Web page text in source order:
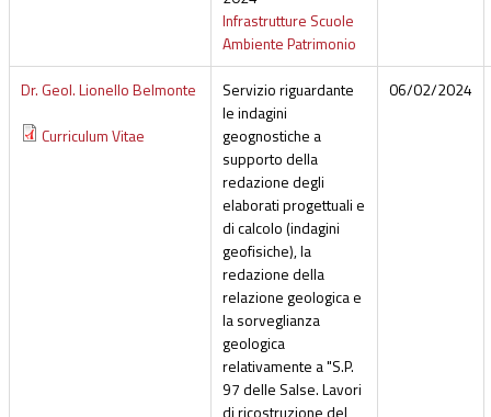
Infrastrutture Scuole
Ambiente Patrimonio
Dr. Geol. Lionello Belmonte
Curriculum Vitae
Servizio riguardante
le indagini
geognostiche a
supporto della
redazione degli
elaborati progettuali e
di calcolo (indagini
geofisiche), la
redazione della
relazione geologica e
la sorveglianza
geologica
relativamente a "S.P.
97 delle Salse. Lavori
di ricostruzione del
06/02/2024